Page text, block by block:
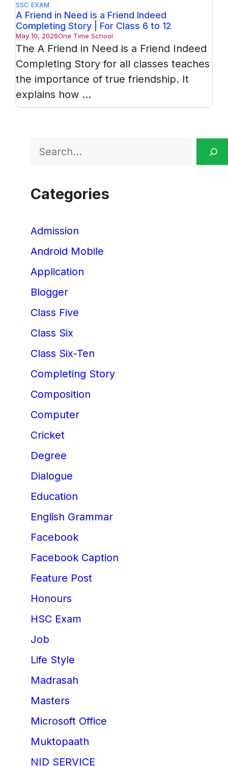
SSC EXAM
A Friend in Need is a Friend Indeed
Completing Story | For Class 6 to 12
May 10, 2026One Time School
The A Friend in Need is a Friend Indeed
Completing Story for all classes teaches
the importance of true friendship. It
explains how ...
Search
Categories
Admission
Android Mobile
Application
Blogger
Class Five
Class Six
Class Six-Ten
Completing Story
Composition
Computer
Cricket
Degree
Dialogue
Education
English Grammar
Facebook
Facebook Caption
Feature Post
Honours
HSC Exam
Job
Life Style
Madrasah
Masters
Microsoft Office
Muktopaath
NID SERVICE